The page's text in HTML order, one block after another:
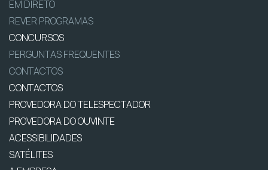
EM DIRETO
REVER PROGRAMAS
CONCURSOS
PERGUNTAS FREQUENTES
CONTACTOS
CONTACTOS
PROVEDORA DO TELESPECTADOR
PROVEDORA DO OUVINTE
ACESSIBILIDADES
SATÉLITES